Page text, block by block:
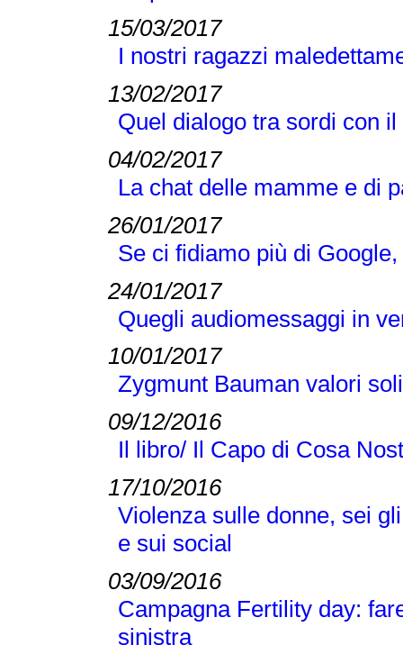
15/03/2017
I nostri ragazzi
13/02/2017
Quel dialogo tra sordi con
04/02/2017
La chat delle mamme e di
26/01/2017
Se ci fidiamo più di
24/01/2017
Quegli audiomessaggi in
10/01/2017
Zygmunt Bauman valori
09/12/2016
Il libro/ Il Capo di Cosa
17/10/2016
Violenza sulle donne, sei
e sui social
03/09/2016
Campagna Fertility day:
sinistra